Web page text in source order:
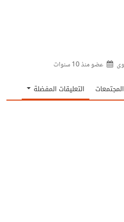
عضو منذ10 سنوات
المجتمعات التعليقات المفضلة